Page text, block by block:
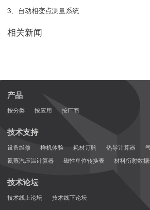
3、自动相变点测量系统
相关新闻
产品
按分类 按应用 按厂商
技术支持
设备维修 样机体验 耗材订购 热导计算器
氦蒸汽压温计算器
磁性单位转换表 材料衍射数
技术论坛
技术线上论坛 技术线下论坛